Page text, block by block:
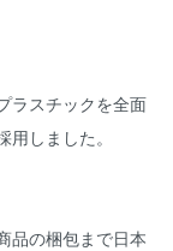
ラスチックを全面
しました。
品の梱包まで日本